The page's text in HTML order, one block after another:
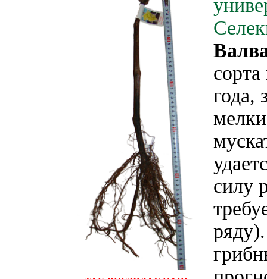
года,
силу